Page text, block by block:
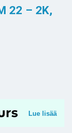
22 – 2K,
Lue lisää